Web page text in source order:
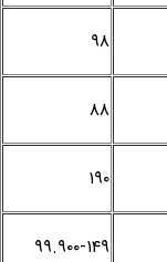
۹۸
۸۸
۱۹۰
۹۹.۹۰۰-۱۴۹